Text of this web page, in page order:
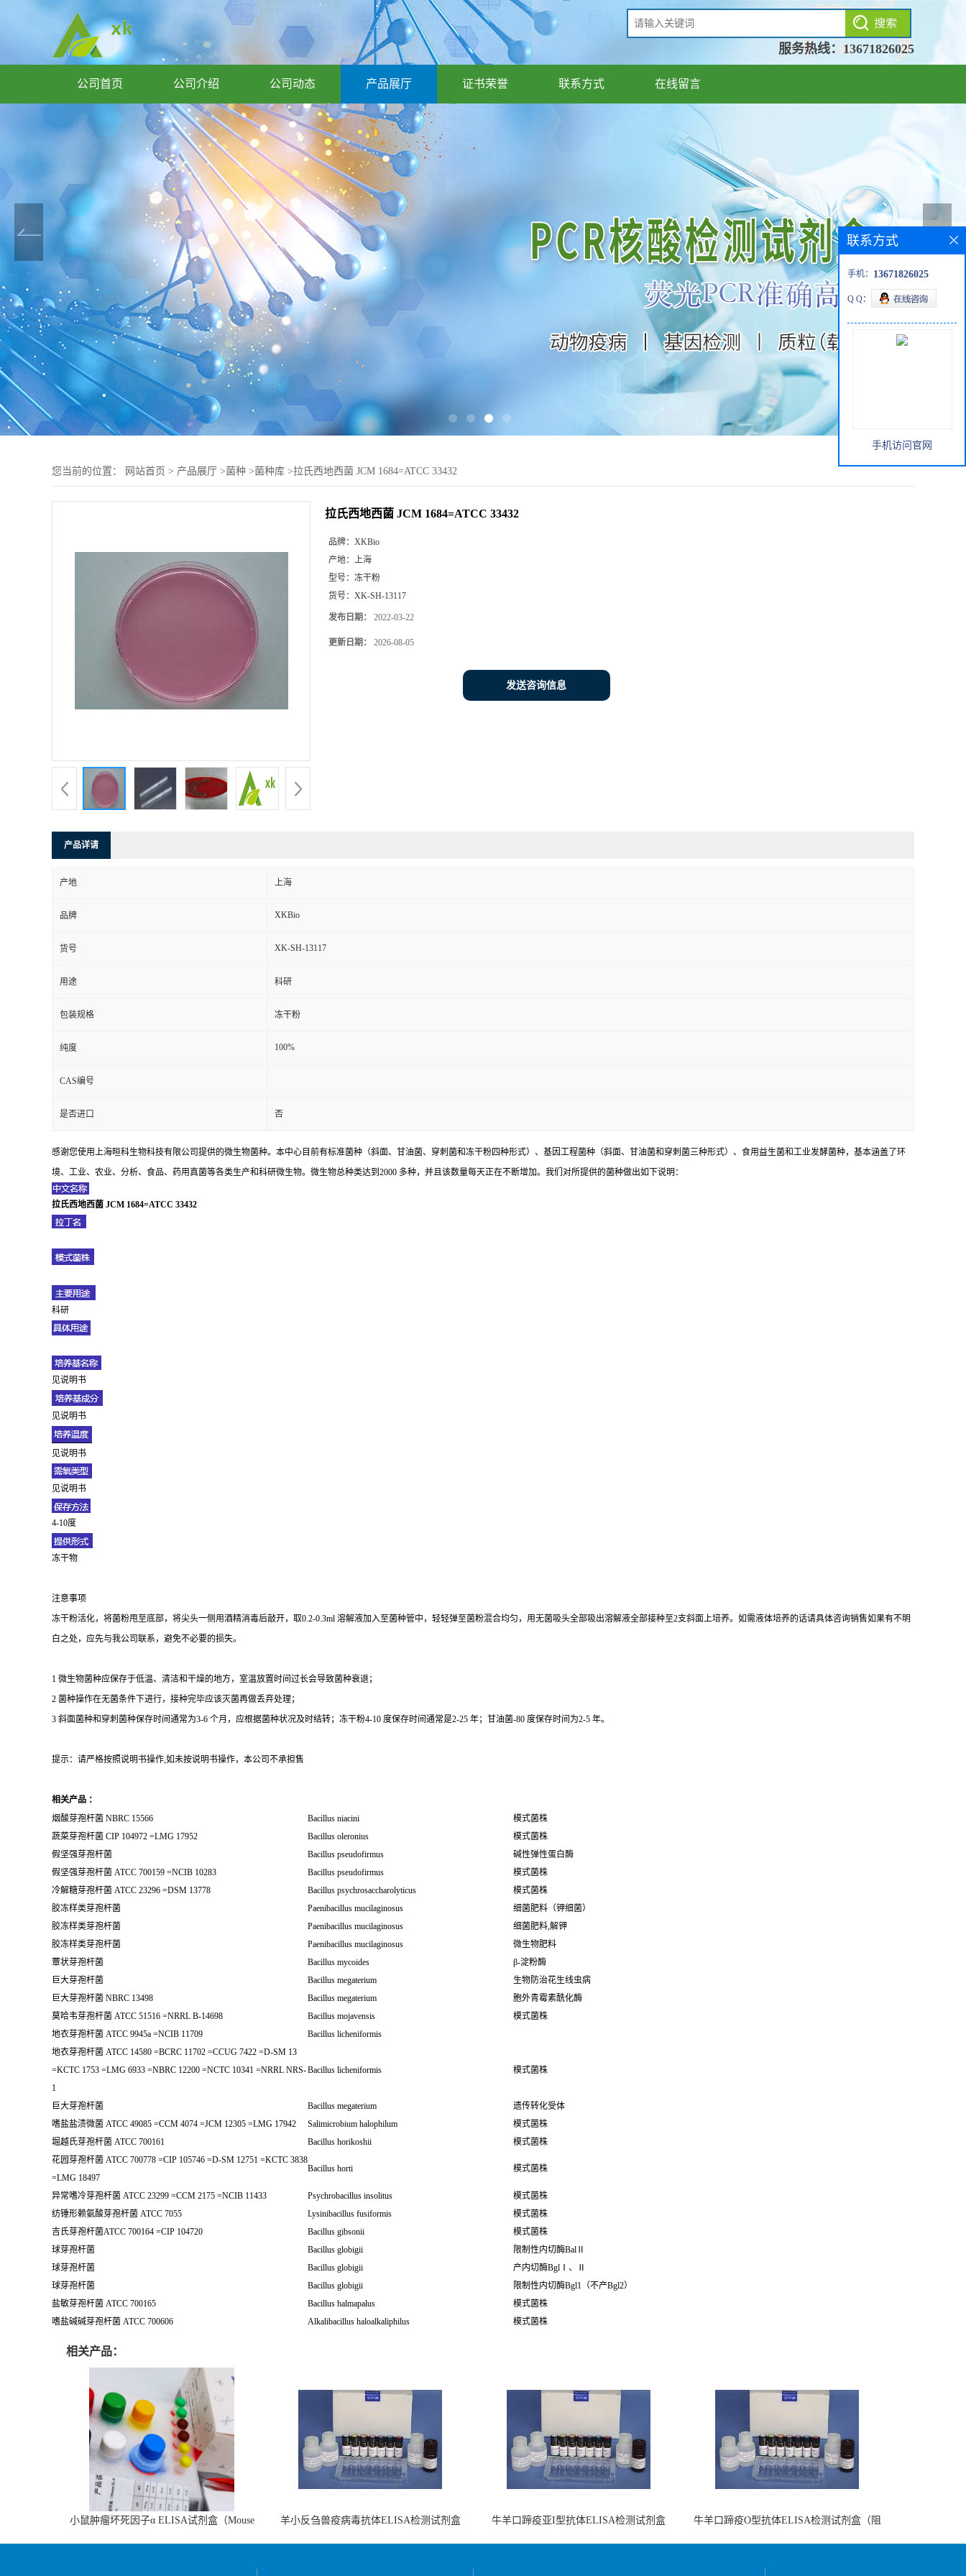
服务热线：13671826025
公司首页 公司介绍 公司动态 产品展厅 证书荣誉 联系方式 在线留言
您当前的位置： 网站首页 > 产品展厅 >菌种 >菌种库 >拉氏西地西菌 JCM 1684=ATCC 33432
拉氏西地西菌 JCM 1684=ATCC 33432
品牌： XKBio
产地： 上海
型号： 冻干粉
货号： XK-SH-13117
发布日期： 2022-03-22
更新日期： 2026-08-05
发送咨询信息
产品详请
产地 上海
品牌 XKBio
货号 XK-SH-13117
用途 科研
包装规格 冻干粉
纯度 100%
CAS编号
是否进口 否
感谢您使用上海晅科生物科技有限公司提供的微生物菌种。本中心目前有标准菌种（斜面、甘油菌、穿刺菌和冻干粉四种形式）、基因工程菌种（斜面、甘油菌和穿刺菌三种形式）、食用益生菌和工业发酵菌种，基本涵盖了环
境、工业、农业、分析、食品、药用真菌等各类生产和科研微生物。微生物总种类达到2000 多种，并且该数量每天正在不断增加。我们对所提供的菌种做出如下说明：
拉氏西地西菌 JCM 1684=ATCC 33432
科研
见说明书
见说明书
见说明书
见说明书
4-10度
冻干物
注意事项
冻干粉活化，将菌粉甩至底部，将尖头一侧用酒精消毒后敲开，取0.2-0.3ml 溶解液加入至菌种管中，轻轻弹至菌粉混合均匀，用无菌吸头全部吸出溶解液全部接种至2支斜面上培养。如需液体培养的话请具体咨询销售如果有不明
白之处，应先与我公司联系，避免不必要的损失。
1 微生物菌种应保存于低温、清洁和干燥的地方，室温放置时间过长会导致菌种衰退；
2 菌种操作在无菌条件下进行，接种完毕应该灭菌再做丢弃处理；
3 斜面菌种和穿刺菌种保存时间通常为3-6 个月，应根据菌种状况及时结转；冻干粉4-10 度保存时间通常是2-25 年；甘油菌-80 度保存时间为2-5 年。
提示：请严格按照说明书操作,如未按说明书操作，本公司不承担售
相关产品 ：
烟酸芽孢杆菌 NBRC 15566
Bacillus niacini
模式菌株
蔬菜芽孢杆菌 CIP 104972 =LMG 17952
Bacillus oleronius
模式菌株
假坚强芽孢杆菌
Bacillus pseudofirmus
碱性弹性蛋白酶
假坚强芽孢杆菌 ATCC 700159 =NCIB 10283
Bacillus pseudofirmus
模式菌株
冷解糖芽孢杆菌 ATCC 23296 =DSM 13778
Bacillus psychrosaccharolyticus
模式菌株
胶冻样类芽孢杆菌
Paenibacillus mucilaginosus
细菌肥料（钾细菌）
胶冻样类芽孢杆菌
Paenibacillus mucilaginosus
细菌肥料,解钾
胶冻样类芽孢杆菌
Paenibacillus mucilaginosus
微生物肥料
蕈状芽孢杆菌
Bacillus mycoides
β-淀粉酶
巨大芽孢杆菌
Bacillus megaterium
生物防治花生线虫病
巨大芽孢杆菌 NBRC 13498
Bacillus megaterium
胞外青霉素酰化酶
莫哈韦芽孢杆菌 ATCC 51516 =NRRL B-14698
Bacillus mojavensis
模式菌株
地衣芽孢杆菌 ATCC 9945a =NCIB 11709
Bacillus licheniformis
地衣芽孢杆菌 ATCC 14580 =BCRC 11702 =CCUG 7422 =D-SM 13
=KCTC 1753 =LMG 6933 =NBRC 12200 =NCTC 10341 =NRRL NRS-
1
Bacillus licheniformis 模式菌株
巨大芽孢杆菌 Bacillus megaterium
遗传转化受体
嗜盐盐渍微菌 ATCC 49085 =CCM 4074 =JCM 12305 =LMG 17942
Salimicrobium halophilum
模式菌株
堀越氏芽孢杆菌 ATCC 700161
Bacillus horikoshii
模式菌株
花园芽孢杆菌 ATCC 700778 =CIP 105746 =D-SM 12751 =KCTC 3838
=LMG 18497
Bacillus horti 模式菌株
异常嗜冷芽孢杆菌 ATCC 23299 =CCM 2175 =NCIB 11433 Psychrobacillus insolitus
模式菌株
纺锤形赖氨酸芽孢杆菌 ATCC 7055
Lysinibacillus fusiformis
模式菌株
吉氏芽孢杆菌ATCC 700164 =CIP 104720
Bacillus gibsonii
模式菌株
球芽孢杆菌
Bacillus globigii
限制性内切酶BalⅡ
球芽孢杆菌
Bacillus globigii
产内切酶BglⅠ、Ⅱ
球芽孢杆菌
Bacillus globigii
限制性内切酶Bgl1（不产Bgl2）
盐敏芽孢杆菌 ATCC 700165
Bacillus halmapalus
模式菌株
嗜盐碱碱芽孢杆菌 ATCC 700606
Alkalibacillus haloalkaliphilus 模式菌株
相关产品：
小鼠肿瘤坏死因子α ELISA试剂盒（Mouse
羊小反刍兽疫病毒抗体ELISA检测试剂盒
牛羊口蹄疫亚I型抗体ELISA检测试剂盒
牛羊口蹄疫O型抗体ELISA检测试剂盒（阻
联系方式
手机： 13671826025
Q Q：
手机访问官网